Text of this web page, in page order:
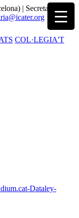
| Secretaria 93
COL·LEGIA'T
Dataley-